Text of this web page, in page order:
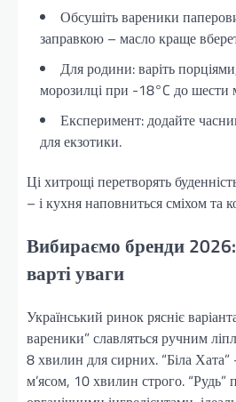
Обсушіть вареники
заправкою – масло краще
Для родини: варіть
морозилці при -18°C до шести
Експеримент: додайте
для екзотики.
Ці хитрощі перетворять
– і кухня наповниться сміхом та
Вибираємо бренди
варті уваги
Український ринок рясніє
вареники” славляться ручним
8 хвилин для сирних. “Біла
м’ясом, 10 хвилин строго. “Рудь”